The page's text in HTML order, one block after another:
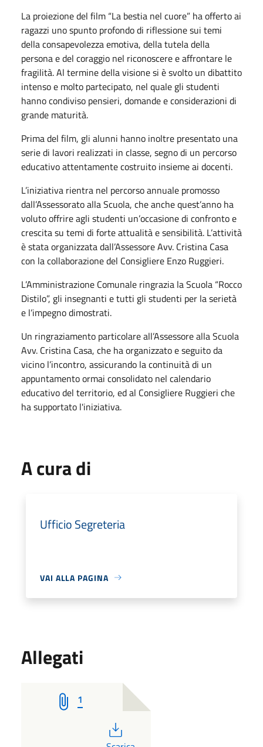
La proiezione del film “La bestia nel cuore” ha offerto ai
ragazzi uno spunto profondo di riflessione sui temi
della consapevolezza emotiva, della tutela della
persona e del coraggio nel riconoscere e affrontare le
fragilità. Al termine della visione si è svolto un dibattito
intenso e molto partecipato, nel quale gli studenti
hanno condiviso pensieri, domande e considerazioni di
grande maturità.
Prima del film, gli alunni hanno inoltre presentato una
serie di lavori realizzati in classe, segno di un percorso
educativo attentamente costruito insieme ai docenti.
L’iniziativa rientra nel percorso annuale promosso
dall’Assessorato alla Scuola, che anche quest’anno ha
voluto offrire agli studenti un’occasione di confronto e
crescita su temi di forte attualità e sensibilità. L’attività
è stata organizzata dall’Assessore Avv. Cristina Casa
con la collaborazione del Consigliere Enzo Ruggieri.
L’Amministrazione Comunale ringrazia la Scuola “Rocco
Distilo”, gli insegnanti e tutti gli studenti per la serietà
e l’impegno dimostrati.
Un ringraziamento particolare all’Assessore alla Scuola
Avv. Cristina Casa, che ha organizzato e seguito da
vicino l’incontro, assicurando la continuità di un
appuntamento ormai consolidato nel calendario
educativo del territorio, ed al Consigliere Ruggieri che
ha supportato l'iniziativa.
A cura di
Ufficio Segreteria
VAI ALLA PAGINA
Allegati
1